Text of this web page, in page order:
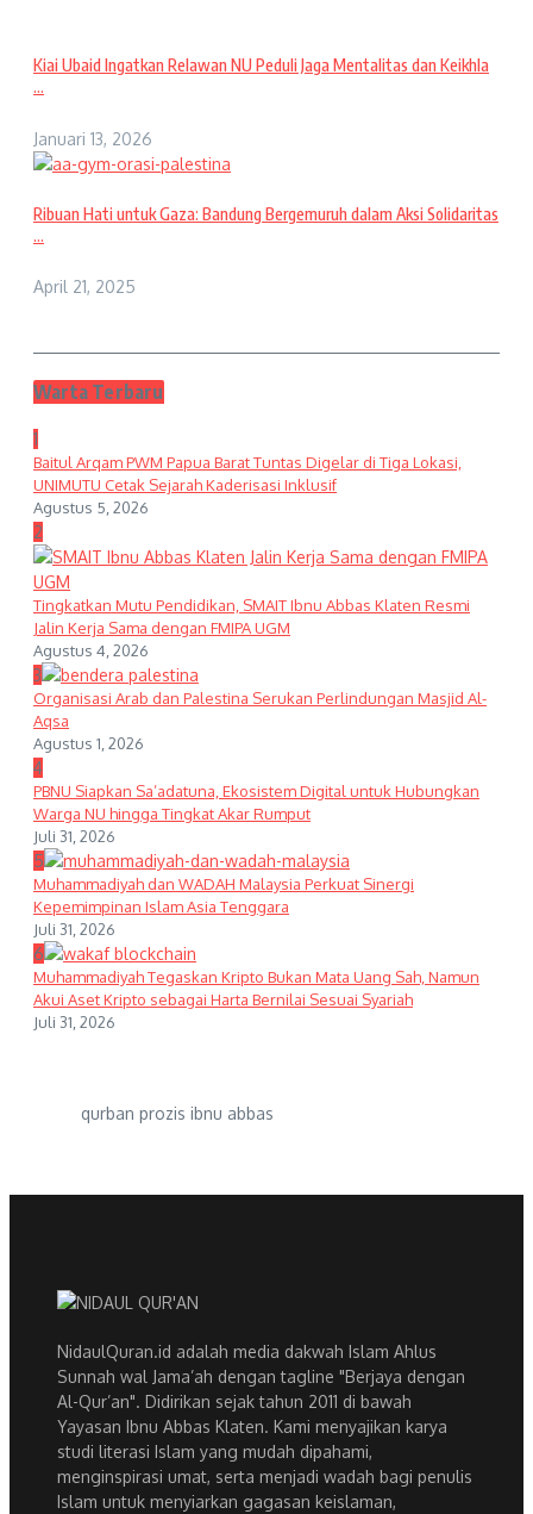
Kiai Ubaid Ingatkan Relawan NU Peduli Jaga Mentalitas dan Keikhla
...
Januari 13, 2026
Ribuan Hati untuk Gaza: Bandung Bergemuruh dalam Aksi Solidaritas
...
April 21, 2025
Warta Terbaru
1
Baitul Arqam PWM Papua Barat Tuntas Digelar di Tiga Lokasi,
UNIMUTU Cetak Sejarah Kaderisasi Inklusif
Agustus 5, 2026
2
Tingkatkan Mutu Pendidikan, SMAIT Ibnu Abbas Klaten Resmi
Jalin Kerja Sama dengan FMIPA UGM
Agustus 4, 2026
3
Organisasi Arab dan Palestina Serukan Perlindungan Masjid Al-
Aqsa
Agustus 1, 2026
4
PBNU Siapkan Sa’adatuna, Ekosistem Digital untuk Hubungkan
Warga NU hingga Tingkat Akar Rumput
Juli 31, 2026
5
Muhammadiyah dan WADAH Malaysia Perkuat Sinergi
Kepemimpinan Islam Asia Tenggara
Juli 31, 2026
6
Muhammadiyah Tegaskan Kripto Bukan Mata Uang Sah, Namun
Akui Aset Kripto sebagai Harta Bernilai Sesuai Syariah
Juli 31, 2026
qurban prozis ibnu abbas
NidaulQuran.id adalah media dakwah Islam Ahlus
Sunnah wal Jama’ah dengan tagline "Berjaya dengan
Al-Qur’an". Didirikan sejak tahun 2011 di bawah
Yayasan Ibnu Abbas Klaten. Kami menyajikan karya
studi literasi Islam yang mudah dipahami,
menginspirasi umat, serta menjadi wadah bagi penulis
Islam untuk menyiarkan gagasan keislaman,